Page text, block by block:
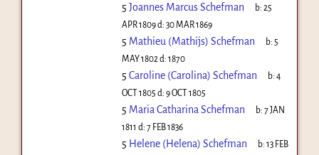
5 Joannes Marcus Schefman b:25
APR 1809d: 30 MAR 1869
5 Mathieu (Mathijs) Schefman b: 5
MAY 1802 d: 1870
5 Caroline (Carolina) Schefman b:4
OCT 1805 d: 9 OCT 1805
5 Maria Catharina Schefman b:7 JAN
1811 d: 7 FEB 1836
5 Helene (Helena) Schefman b:13 FEB